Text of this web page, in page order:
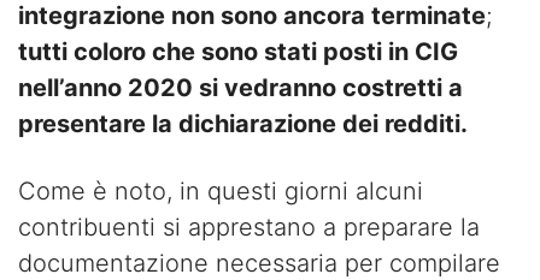
integrazione non sono ancora terminate;
tutti coloro che sono stati posti in CIG
nell’anno 2020 si vedranno costretti a
presentare la dichiarazione dei redditi.
Come è noto, in questi giorni alcuni
contribuenti si apprestano a preparare la
documentazione necessaria per compilare